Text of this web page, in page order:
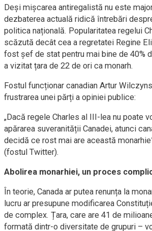
Deși mișcarea antiregalistă nu este
dezbaterea actuală ridică întrebări
politica națională. Popularitatea regelui
scăzută decât cea a regretatei Regine
fost șef de stat pentru mai bine de 40%
a vizitat țara de 22 de ori ca monarh.
Fostul funcționar canadian Artur
frustrarea unei părți a opiniei publice:
„Dacă regele Charles al III-lea nu poate
apărarea suveranității Canadei, atunci
decidă ce rost mai are această
(fostul Twitter).
Abolirea monarhiei, un proces
În teorie, Canada ar putea renunța la
lucru ar presupune modificarea
de complex. Țara, care are 41 de
formată dintr-o diversitate de grupuri –